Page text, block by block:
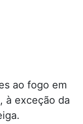
ao fogo em
à exceção da